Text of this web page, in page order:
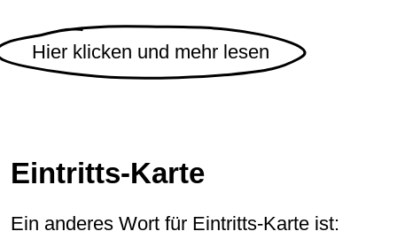
Hier klicken und mehr lesen
Eintritts-Karte
Ein anderes Wort für Eintritts-Karte ist: